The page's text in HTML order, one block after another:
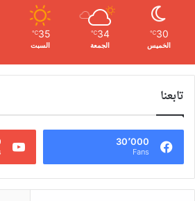
30
℃
الخميس
34
℃
الجمعة
35
℃
السبت
تابعنا
30٬000
Fans